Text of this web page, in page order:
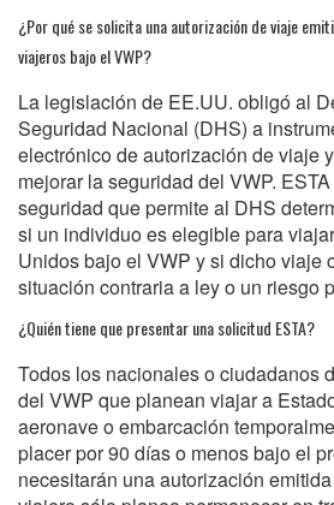
¿Por qué se solicita una autorización de viaje
viajeros bajo el VWP?
La legislación de EE.UU. obligó al
Seguridad Nacional (DHS) a
electrónico de autorización de viaje
mejorar la seguridad del VWP.
seguridad que permite al DHS
si un individuo es elegible para
Unidos bajo el VWP y si dicho viaje
situación contraria a ley o un riesgo
¿Quién tiene que presentar una solicitud ESTA?
Todos los nacionales o ciudadanos
del VWP que planean viajar a
aeronave o embarcación
placer por 90 días o menos bajo el
necesitarán una autorización